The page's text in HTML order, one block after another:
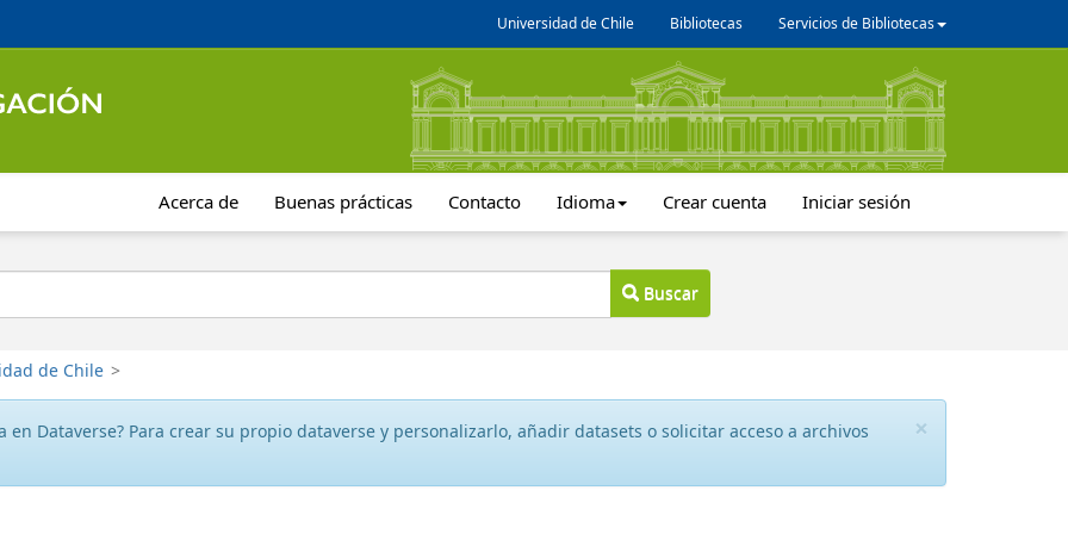
Universidad de Chile Bibliotecas Servicios de Bibliotecas
Acerca de Buenas prácticas Contacto Idioma Crear cuenta Iniciar sesión
Buscar
de Chile >
×
en Dataverse? Para crear su propio dataverse y personalizarlo, añadir datasets o solicitar acceso a archivos